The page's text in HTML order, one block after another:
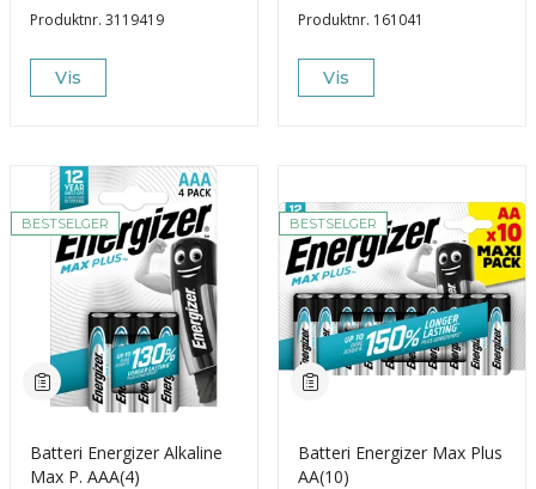
Produktnr. 3119419
Vis
Produktnr. 161041
Vis
BESTSELGER
Batteri Energizer Alkaline
Max P. AAA(4)
BESTSELGER
Batteri Energizer Max Plus
AA(10)